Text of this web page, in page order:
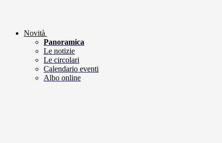
Novità
Panoramica
Le notizie
Le circolari
Calendario eventi
Albo online